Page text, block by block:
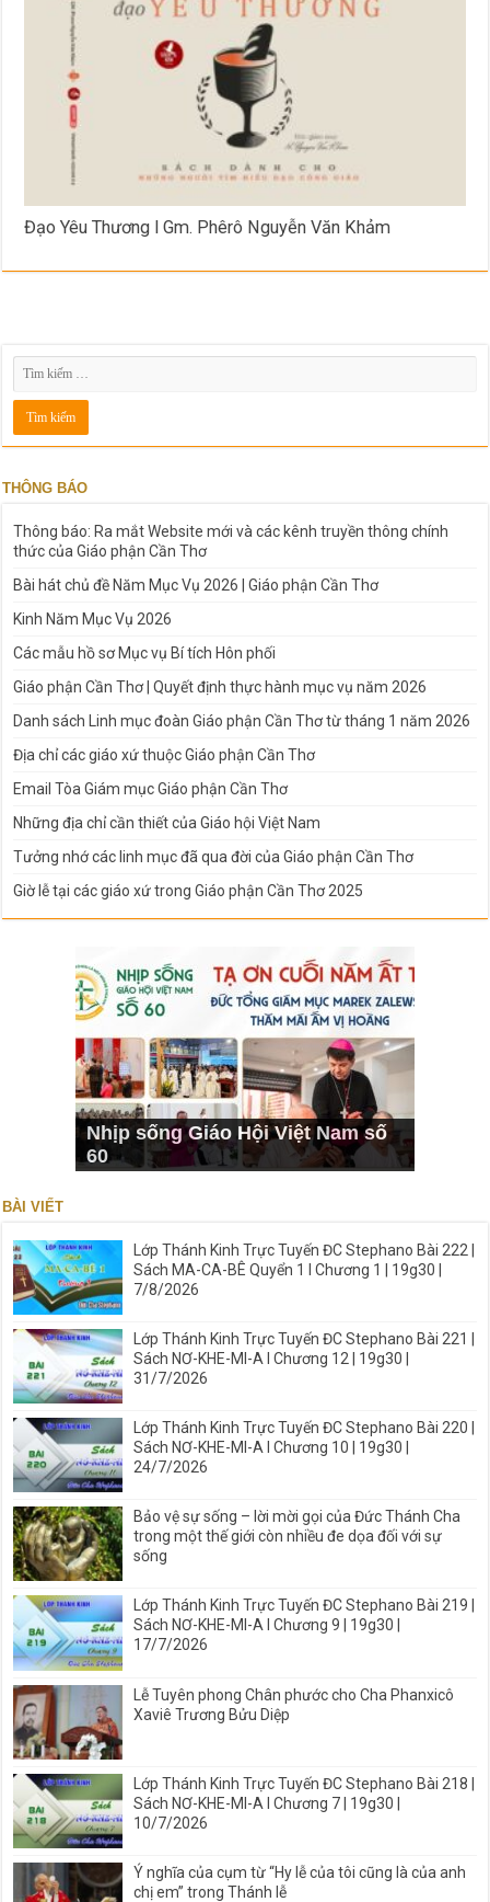
Đạo Yêu Thương l Gm. Phêrô Nguyễn Văn Khảm
THÔNG BÁO
Thông báo: Ra mắt Website mới và các kênh truyền thông chính
thức của Giáo phận Cần Thơ
Bài hát chủ đề Năm Mục Vụ 2026 | Giáo phận Cần Thơ
Kinh Năm Mục Vụ 2026
Các mẫu hồ sơ Mục vụ Bí tích Hôn phối
Giáo phận Cần Thơ | Quyết định thực hành mục vụ năm 2026
Danh sách Linh mục đoàn Giáo phận Cần Thơ từ tháng 1 năm 2026
Địa chỉ các giáo xứ thuộc Giáo phận Cần Thơ
Email Tòa Giám mục Giáo phận Cần Thơ
Những địa chỉ cần thiết của Giáo hội Việt Nam
Tưởng nhớ các linh mục đã qua đời của Giáo phận Cần Thơ
Giờ lễ tại các giáo xứ trong Giáo phận Cần Thơ 2025
Nhịp sống Giáo Hội Việt Nam số
60
BÀI VIẾT
Lớp Thánh Kinh Trực Tuyến ĐC Stephano Bài 222 |
Sách MA-CA-BÊ Quyển 1 I Chương 1 | 19g30 |
7/8/2026
Lớp Thánh Kinh Trực Tuyến ĐC Stephano Bài 221 |
Sách NƠ-KHE-MI-A I Chương 12 | 19g30 |
31/7/2026
Lớp Thánh Kinh Trực Tuyến ĐC Stephano Bài 220 |
Sách NƠ-KHE-MI-A I Chương 10 | 19g30 |
24/7/2026
Bảo vệ sự sống – lời mời gọi của Đức Thánh Cha
trong một thế giới còn nhiều đe dọa đối với sự
sống
Lớp Thánh Kinh Trực Tuyến ĐC Stephano Bài 219 |
Sách NƠ-KHE-MI-A I Chương 9 | 19g30 |
17/7/2026
Lễ Tuyên phong Chân phước cho Cha Phanxicô
Xaviê Trương Bửu Diệp
Lớp Thánh Kinh Trực Tuyến ĐC Stephano Bài 218 |
Sách NƠ-KHE-MI-A I Chương 7 | 19g30 |
10/7/2026
Ý nghĩa của cụm từ “Hy lễ của tôi cũng là của anh
chị em” trong Thánh lễ